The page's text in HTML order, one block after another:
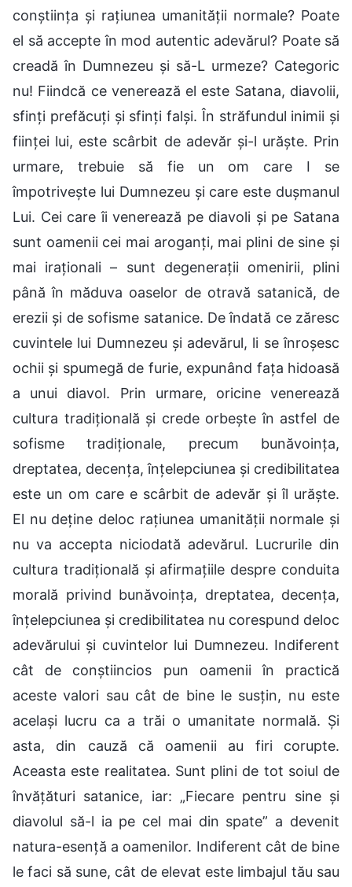
conștiința și rațiunea umanității normale? Poate
el să accepte în mod autentic adevărul? Poate să
creadă în Dumnezeu și să-L urmeze? Categoric
nu! Fiindcă ce venerează el este Satana, diavolii,
sfinți prefăcuți și sfinți falși. În străfundul inimii și
ființei lui, este scârbit de adevăr și-l urăște. Prin
urmare, trebuie să fie un om care I se
împotrivește lui Dumnezeu și care este dușmanul
Lui. Cei care îi venerează pe diavoli și pe Satana
sunt oamenii cei mai aroganți, mai plini de sine și
mai iraționali – sunt degenerații omenirii, plini
până în măduva oaselor de otravă satanică, de
erezii și de sofisme satanice. De îndată ce zăresc
cuvintele lui Dumnezeu și adevărul, li se înroșesc
ochii și spumegă de furie, expunând fața hidoasă
a unui diavol. Prin urmare, oricine venerează
cultura tradițională și crede orbește în astfel de
sofisme tradiționale, precum bunăvoința,
dreptatea, decența, înțelepciunea și credibilitatea
este un om care e scârbit de adevăr și îl urăște.
El nu deține deloc rațiunea umanității normale și
nu va accepta niciodată adevărul. Lucrurile din
cultura tradițională și afirmațiile despre conduita
morală privind bunăvoința, dreptatea, decența,
înțelepciunea și credibilitatea nu corespund deloc
adevărului și cuvintelor lui Dumnezeu. Indiferent
cât de conștiincios pun oamenii în practică
aceste valori sau cât de bine le susțin, nu este
același lucru ca a trăi o umanitate normală. Și
asta, din cauză că oamenii au firi corupte.
Aceasta este realitatea. Sunt plini de tot soiul de
învățături satanice, iar: „Fiecare pentru sine și
diavolul să-l ia pe cel mai din spate” a devenit
natura-esență a oamenilor. Indiferent cât de bine
le faci să sune, cât de elevat este limbajul tău sau